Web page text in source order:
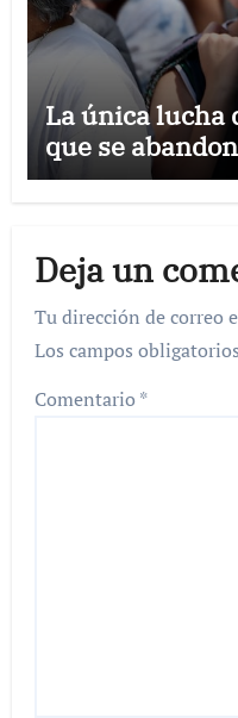
La única lucha
que se
Deja un
Tu dirección de correo
Los campos
Comentario *